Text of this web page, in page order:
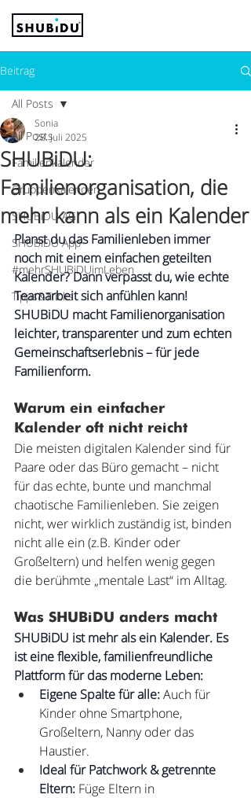
Beitrag
All Posts
Familienkalender
Gruppenkalender
SHUBiDU AG
SHUBiDU App
#mehrSHUBiDUimLeben
Tipps&Tricks
All Posts
SHUBiDU:
Familienorganisation, die
mehr kann als ein Kalender
Sonia
28. Juli 2025
Planst du das Familienleben immer
noch mit einem einfachen geteilten
Kalender? Dann verpasst du, wie echte
Teamarbeit sich anfühlen kann!
SHUBiDU macht Familienorganisation
leichter, transparenter und zum echten
Gemeinschaftserlebnis – für jede
Familienform.
Warum ein einfacher
Kalender oft nicht reicht
Die meisten digitalen Kalender sind für
Paare oder das Büro gemacht – nicht
für das echte, bunte und manchmal
chaotische Familienleben. Sie zeigen
nicht, wer wirklich zuständig ist, binden
nicht alle ein (z.B. Kinder oder
Großeltern) und helfen wenig gegen
die berühmte „mentale Last“ im Alltag.
Was SHUBiDU anders macht
SHUBiDU ist mehr als ein Kalender. Es
ist eine flexible, familienfreundliche
Plattform für das moderne Leben:
Eigene Spalte für alle: Auch für
Kinder ohne Smartphone,
Großeltern, Nanny oder das
Haustier.
Ideal für Patchwork & getrennte
Eltern: Füge Eltern in